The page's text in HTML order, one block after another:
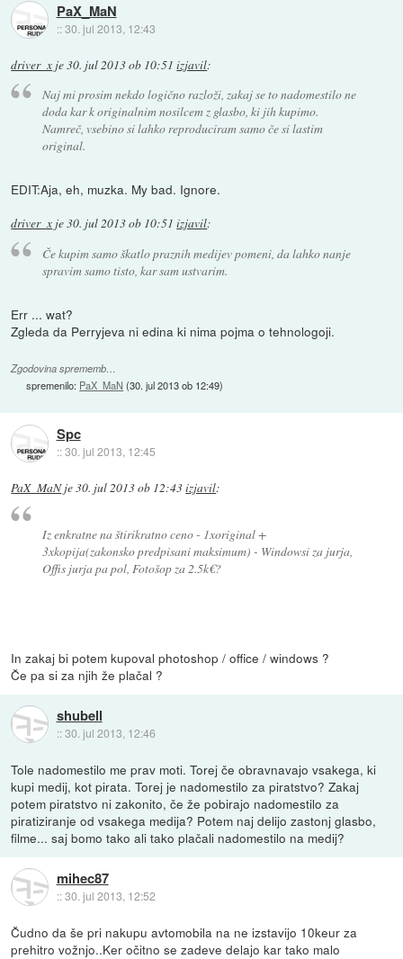
PaX_MaN
::30. jul 2013, 12:43
driver_x je30. jul 2013 ob 10:51 izjavil:
Naj mi prosim nekdo logično razloži, zakaj se to nadomestilo ne
doda kar k originalnim nosilcem z glasbo, ki jih kupimo.
Namreč, vsebino si lahko reproduciram samo če si lastim
original.
EDIT:Aja, eh, muzka. My bad. Ignore.
driver_x je30. jul 2013 ob 10:51 izjavil:
Če kupim samo škatlo praznih medijev pomeni, da lahko nanje
spravim samo tisto, kar sam ustvarim.
Err ... wat?
Zgleda da Perryjeva ni edina ki nima pojma o tehnologoji.
Zgodovina sprememb…
spremenilo: PaX_MaN (30. jul 2013 ob 12:49)
Spc
::30. jul 2013, 12:45
PaX_MaNje30. jul 2013 ob 12:43izjavil:
Iz enkratne na štirikratno ceno - 1xoriginal +
3xkopija(zakonsko predpisani maksimum) - Windowsi za jurja,
Offis jurja pa pol, Fotošop za 2.5k€?
In zakaj bi potem kupoval photoshop / office / windows ?
Če pa si za njih že plačal ?
shubell
::30. jul 2013, 12:46
Tole nadomestilo me prav moti. Torej če obravnavajo vsakega, ki
kupi medij, kot pirata. Torej je nadomestilo za piratstvo? Zakaj
potem piratstvo ni zakonito, če že pobirajo nadomestilo za
piratiziranje od vsakega medija? Potem naj delijo zastonj glasbo,
filme... saj bomo tako ali tako plačali nadomestilo na medij?
mihec87
::30. jul 2013, 12:52
Čudno da še pri nakupu avtomobila na ne izstavijo 10keur za
prehitro vožnjo..Ker očitno se zadeve delajo kar tako malo